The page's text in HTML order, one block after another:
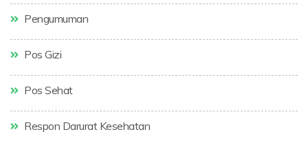
Pengumuman
Pos Gizi
Pos Sehat
Respon Darurat Kesehatan